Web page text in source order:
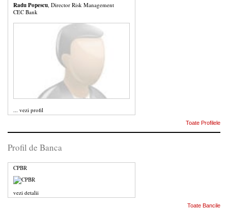
Radu Popescu , Director Risk Management
CEC Bank
... vezi profil
Toate Profilele
Profil de Banca
CPBR
vezi detalii
Toate Bancile